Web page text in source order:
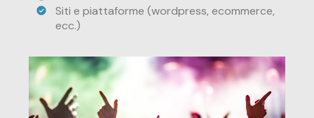
Siti e piattaforme (wordpress, ecommerce,
ecc.)